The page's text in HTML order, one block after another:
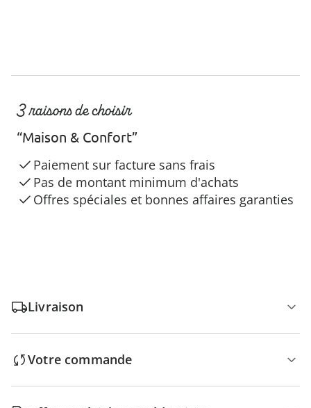
3 raisons de choisir
“Maison & Confort”
Paiement sur facture sans frais
Pas de montant minimum d'achats
Offres spéciales et bonnes affaires garanties
Livraison
Votre commande